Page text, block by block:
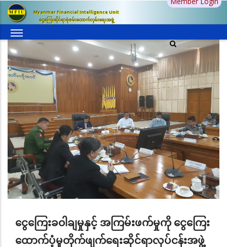
အဓိက
အကြောင်းအရာ
သွား
မည်
Myanmar Financial Intelligence Unit
ငွေကြေးဆိုင်ရာစုံစမ်းထောက်လှမ်းရေးအဖွဲ့
ငွေကြေးခဝါချမှုနှင့် အကြမ်းဖက်မှုကို ငွေကြေး
ထောက်ပံ့မှုတိုက်ဖျက်ရေးဆိုင်ရာလုပ်ငန်းအဖွဲ့